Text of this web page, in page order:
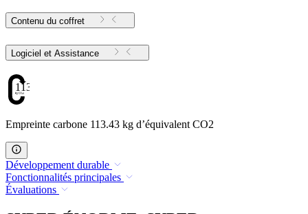
Contenu du coffret
Logiciel et Assistance
113.43
Empreinte carbone 113.43 kg d’équivalent CO2
Développement durable
Fonctionnalités principales
Évaluations